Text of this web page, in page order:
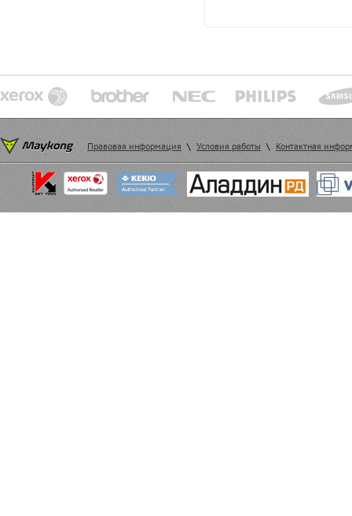
Правовая информация \ Условия работы \ Контактная